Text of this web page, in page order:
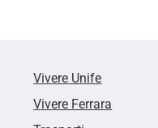
Vivere Unife
Vivere Ferrara